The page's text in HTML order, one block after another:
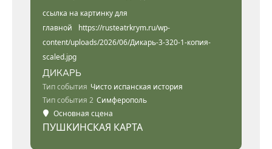
ссылка на картинку для
главной
https://rusteatrkrym.ru/wp-
content/uploads/2026/06/Дикарь-3-320-1-копия-
scaled.jpg
ДИКАРЬ
Тип события Чисто испанская история
Тип события 2 Симферополь
Основная сцена
ПУШКИНСКАЯ КАРТА